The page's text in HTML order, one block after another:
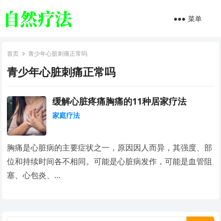
菜单
首页 青少年心脏刺痛正常吗
青少年心脏刺痛正常吗
缓解心脏疼痛胸痛的11种居家疗法
家庭疗法
胸痛是心脏病的主要症状之一，原因因人而异，其强度、部
位和持续时间各不相同。可能是心脏病发作，可能是血管阻
塞、心包炎、…